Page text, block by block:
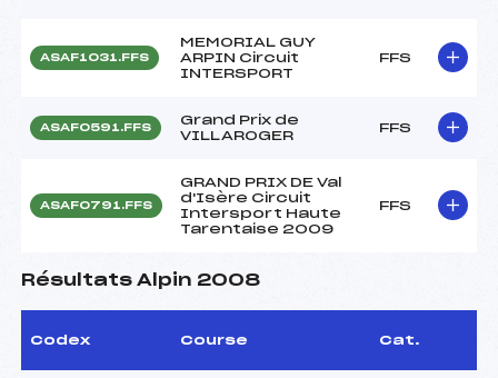
ASAF1031.FFS
MEMORIAL GUY
ARPIN Circuit
INTERSPORT
FFS
ASAF0591.FFS
Grand Prix de
VILLAROGER
FFS
ASAF0791.FFS
GRAND PRIX DE Val
d'Isère Circuit
Intersport Haute
Tarentaise 2009
FFS
Résultats Alpin 2008
Codex Course Cat.